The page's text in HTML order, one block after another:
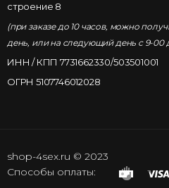
строение 8
(при заказе до 10 часов, можно
день, или на следующий день с 9-00
ИНН / КПП 7731662330/503501001
ОГРН 5107746012028
shop-4sex.ru © 2023
Способы оплаты: